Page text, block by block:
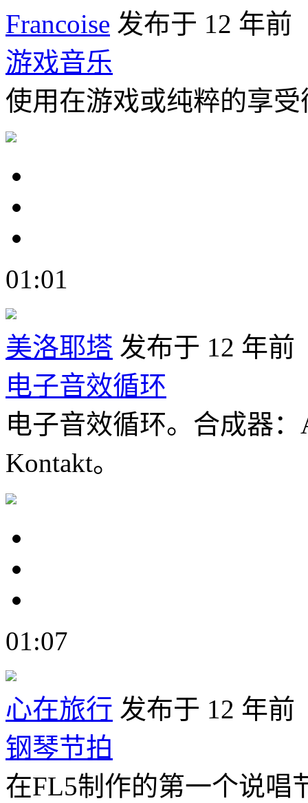
Francoise 发布于 12 年前
游戏音乐
使用在游戏或纯粹的享
01:01
美洛耶塔 发布于 12 年前
电子音效循环
电子音效循环。合成器
Kontakt。
01:07
心在旅行 发布于 12 年前
钢琴节拍
在FL5制作的第一个说唱